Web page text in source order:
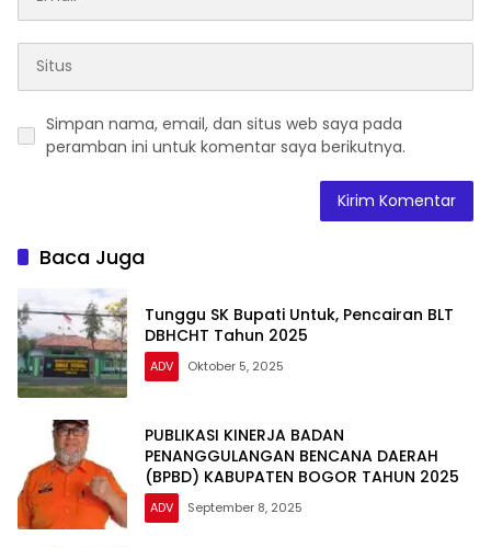
Simpan nama, email, dan situs web saya pada
peramban ini untuk komentar saya berikutnya.
Baca Juga
Tunggu SK Bupati Untuk, Pencairan BLT
DBHCHT Tahun 2025
ADV Oktober 5, 2025
PUBLIKASI KINERJA BADAN
PENANGGULANGAN BENCANA DAERAH
(BPBD) KABUPATEN BOGOR TAHUN 2025
ADV September 8, 2025